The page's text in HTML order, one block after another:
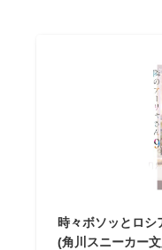
時々ボソッとロシ
(角川スニーカー